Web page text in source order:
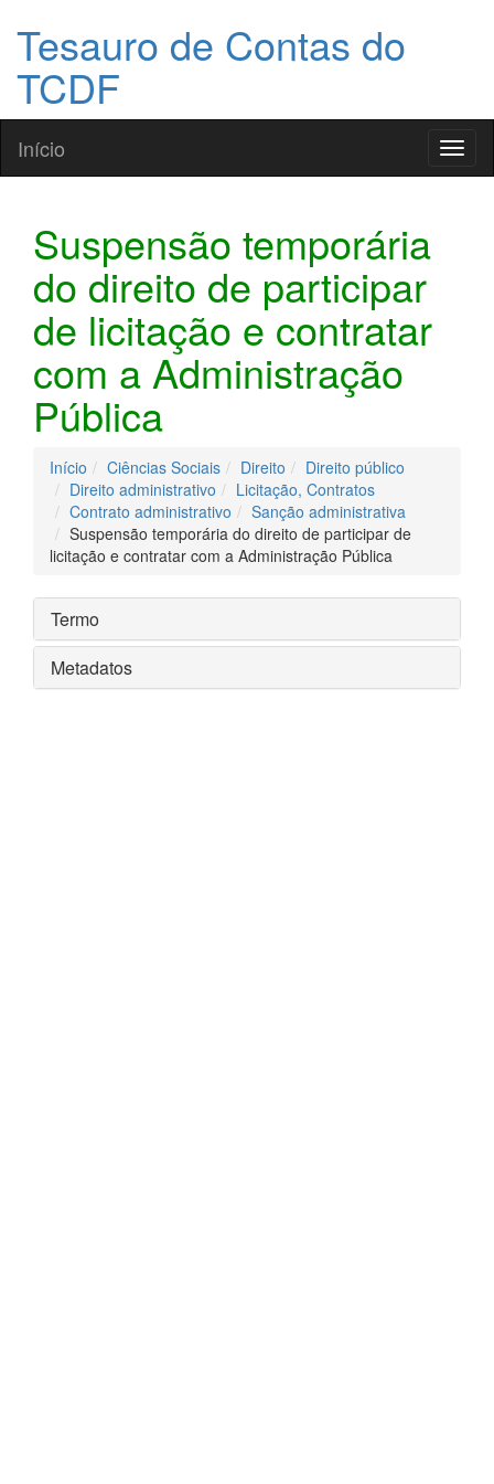
Tesauro de Contas do
TCDF
Início
Suspensão temporária
do direito de participar
de licitação e contratar
com a Administração
Pública
Início Ciências Sociais Direito
Direito público
Direito administrativo
Licitação, Contratos
Contrato administrativo
Sanção administrativa
Suspensão temporária do direito de participar de
licitação e contratar com a Administração Pública
Termo
Metadatos